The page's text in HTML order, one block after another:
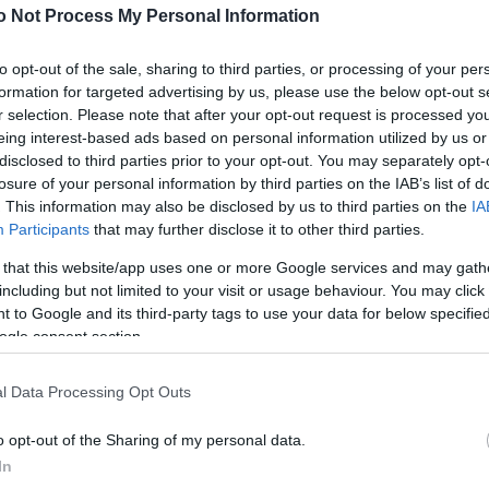
Not Process My Personal Information
opt-out of the sale, sharing to third parties, or processing of your
for targeted advertising by us, please use the below opt-out
selection. Please note that after your opt-out request is processed
interest-based ads based on personal information utilized by us
to third parties prior to your opt-out. You may separately
of your personal information by third parties on the IAB’s list of
This information may also be disclosed by us to third parties on the
Participants that may further disclose it to other third parties.
that this website/app uses one or more Google services and may
but not limited to your visit or usage behaviour. You may
to Google and its third-party tags to use your data for below
consent section.
Data Processing Opt Outs
opt-out of the Sharing of my personal data.
emberek jó része a mai világ "nyomása" ellenére is
olyasmi, amit nem kell elsietni.Legtöbben úgy
háromtalálkaután lehet megtenni a lépést, amellyel
felé, hogy szívesen lefeküdnénk vele.
feladat a kivárás ,ha a vonzalom igen erős a
nő között. A kémia komolyan próbára teheti az
sokszor nehéz tagadni és ignorálni.
várnak az első szexuális együttlét
tel, az:
jobban megismerni azt az embert, akivel
ágyukat,pontosabban, akivel egy ilyen intim dologba
őszinte kapcsolatot kialakítani azzal, akivel
a fantáziáját a közelgő szeretkezés.
a
11:15
Nem is
Tanár Úr
AZ